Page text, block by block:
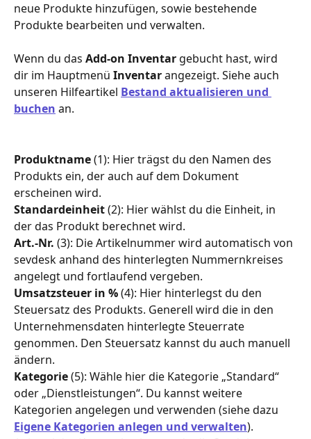
neue Produkte hinzufügen, sowie bestehende
Produkte bearbeiten und verwalten.
Wenn du das Add-on Inventar gebucht hast, wird
dir im Hauptmenü Inventar angezeigt. Siehe auch
unseren Hilfeartikel Bestand aktualisieren und
buchen an.
Produktname (1): Hier trägst du den Namen des
Produkts ein, der auch auf dem Dokument
erscheinen wird.
Standardeinheit (2): Hier wählst du die Einheit, in
der das Produkt berechnet wird.
Art.-Nr. (3): Die Artikelnummer wird automatisch von
sevdesk anhand des hinterlegten Nummernkreises
angelegt und fortlaufend vergeben.
Umsatzsteuer in % (4): Hier hinterlegst du den
Steuersatz des Produkts. Generell wird die in den
Unternehmensdaten hinterlegte Steuerrate
genommen. Den Steuersatz kannst du auch manuell
ändern.
Kategorie (5): Wähle hier die Kategorie „Standard“
oder „Dienstleistungen“. Du kannst weitere
Kategorien angelegen und verwenden (siehe dazu
Eigene Kategorien anlegen und verwalten).